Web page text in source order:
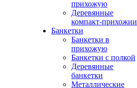
прихожую
Деревянные
компакт-прихожии
Банкетки
Банкетки в
прихожую
Банкетки с полкой
Деревянные
банкетки
Металлические